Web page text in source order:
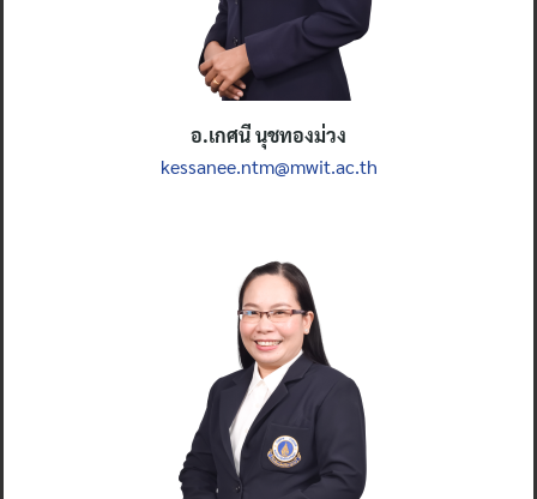
อ.เกศนี นุชทองม่วง
kessanee.ntm@mwit.ac.th